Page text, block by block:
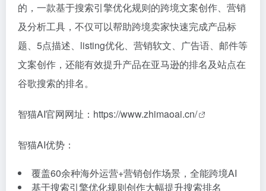
的，一款基于搜索引擎优化规则的跨境文案创作、营销
及分析工具，不仅可以帮助跨境卖家快速完成产品标
题、5点描述、listing优化、营销软文、广告语、邮件等
文案创作，还能有效提升产品在亚马逊的排名及站点在
谷歌搜索的排名。
智猫AI官网网址： https://www.zhimaoai.cn/
智猫AI优势：
覆盖60余种海外运营+营销创作场景，全能跨境AI
基于搜索引擎优化规则创作大幅提升搜索排名